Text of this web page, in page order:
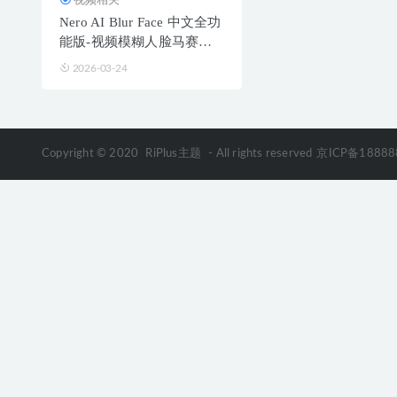
Nero AI Blur Face 中文全功
能版-视频模糊人脸马赛克
隐私保护工具
2026-03-24
Copyright © 2020 RiPlus主题 - All rights reserved 京ICP备